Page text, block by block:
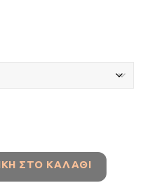
ΣΤΟ ΚΑΛΆΘΙ